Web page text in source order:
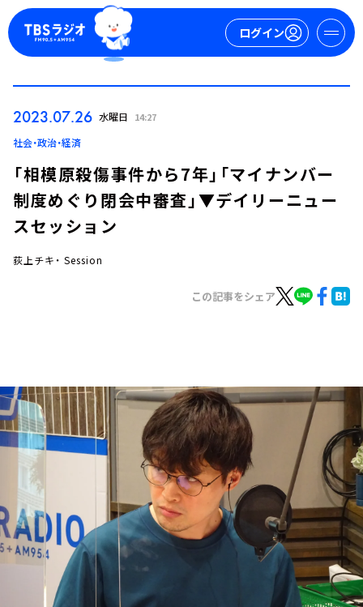
ログイン
イベント・グッズ
YouTube
会社情報
2023.07.26 水曜日 14:27
社会・政治・経済
「相模原殺傷事件から7年」「マイナンバー
制度めぐり閉会中審査」▼デイリーニュー
スセッション
荻上チキ・ Session
この記事をシェア